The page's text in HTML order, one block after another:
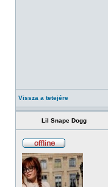
Vissza a tetejére
Lil Snape Dogg